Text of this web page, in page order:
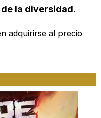
la diversidad.
adquirirse al precio